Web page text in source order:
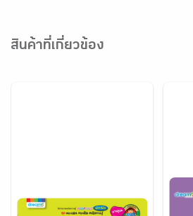
สินค้าที่เกี่ยวข้อง